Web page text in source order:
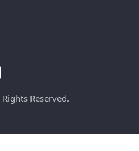
Reserved.